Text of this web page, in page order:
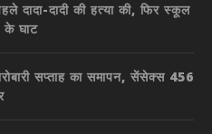
दादा-दादी की हत्या की, फिर स्कूल
के घाट
सप्ताह का समापन, सेंसेक्स 456